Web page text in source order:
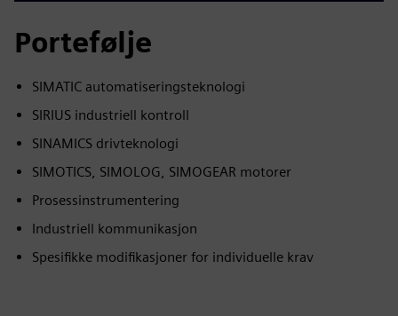
Portefølje
SIMATIC automatiseringsteknologi
SIRIUS industriell kontroll
SINAMICS drivteknologi
SIMOTICS, SIMOLOG, SIMOGEAR motorer
Prosessinstrumentering
Industriell kommunikasjon
Spesifikke modifikasjoner for individuelle krav